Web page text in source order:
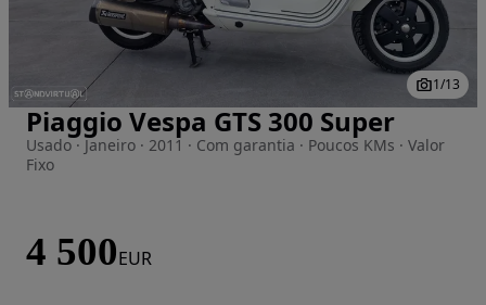
Imagem 1 de 13
1/13
Piaggio Vespa GTS 300 Super
Usado · Janeiro · 2011 · Com garantia · Poucos KMs · Valor
Fixo
4 500EUR